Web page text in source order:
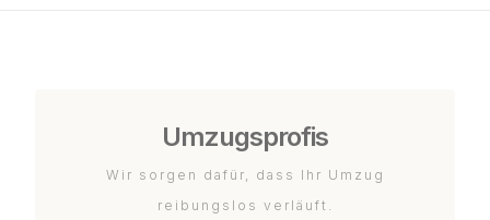
Umzugsprofis
Wir sorgen dafür, dass Ihr Umzug
reibungslos verläuft.